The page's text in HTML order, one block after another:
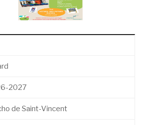
2027
de Saint-Vincent